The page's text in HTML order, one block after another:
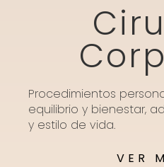
Procedimientos
equilibrio y bienestar,
y estilo de vida.
VER